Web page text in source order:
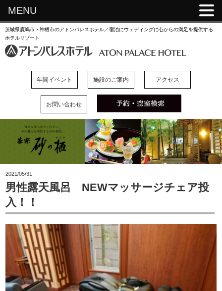
茨城県鹿嶋市・神栖市のアトンパレスホテル／宿泊にウェディングに心からの満足を提供する
ホテルリゾート
年間イベント 施設のご案内 アクセス
お問い合わせ
2021/05/31
男性露天風呂 NEWマッサージチェア投
入！！
MENU